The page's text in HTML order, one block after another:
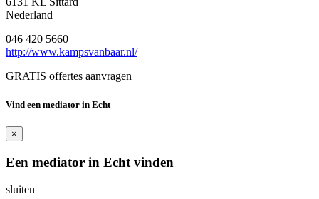
Nederland
046 420 5660
http://www.kampsvanbaar.nl/
GRATIS offertes aanvragen
Vind een mediator in Echt
×
Een mediator in Echt vinden
sluiten